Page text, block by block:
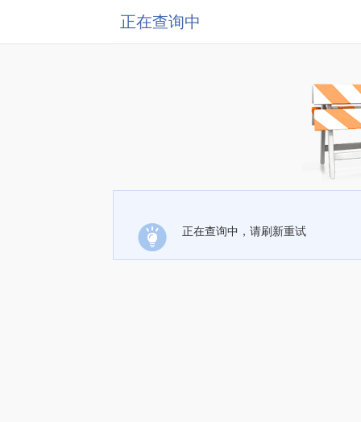
正在查询中
正在查询中，请刷新重试